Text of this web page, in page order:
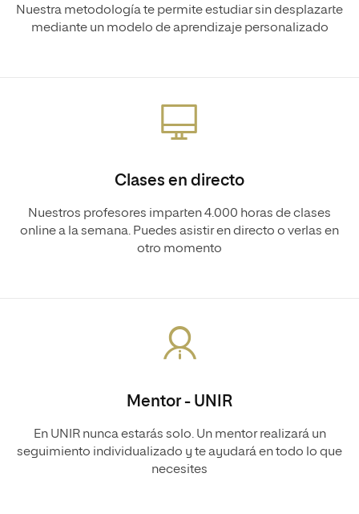
Nuestra metodología te permite estudiar sin desplazarte
mediante un modelo de aprendizaje personalizado
Clases en directo
Nuestros profesores imparten 4.000 horas de clases
online a la semana. Puedes asistir en directo o verlas en
otro momento
Mentor - UNIR
En UNIR nunca estarás solo. Un mentor realizará un
seguimiento individualizado y te ayudará en todo lo que
necesites